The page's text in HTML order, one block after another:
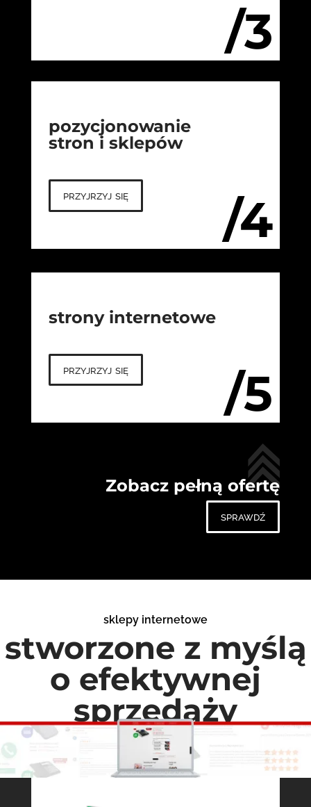
/3
/4
pozycjonowanie
stron i sklepów
przyjrzyj się
/5
strony internetowe
przyjrzyj się
Zobacz pełną ofertę
sprawdź
sklepy internetowe
stworzone z myślą
o efektywnej
sprzedaży